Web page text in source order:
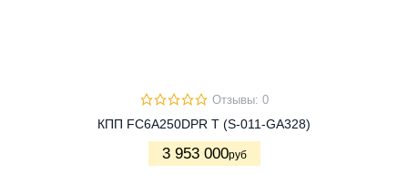
Отзывы: 0
КПП FC6A250DPR T (S-011-GA328)
3 953 000руб